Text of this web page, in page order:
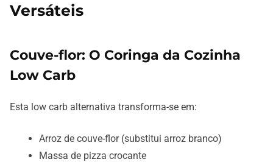
Versáteis
Couve-flor: O Coringa da Cozinha
Low Carb
Esta low carb alternativa transforma-se em:
Arroz de couve-flor (substitui arroz branco)
Massa de pizza crocante